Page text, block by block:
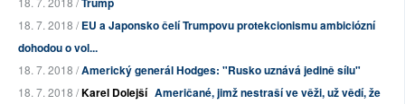
18. 7. 2018 /EU a Japonsko čelí Trumpovu protekcionismu ambiciózní
dohodou o vol...
18. 7. 2018 /Americký generál Hodges: "Rusko uznává jedině sílu"
18. 7. 2018 /Karel Dolejší Američané, jimž nestraší ve věži, už vědí, že